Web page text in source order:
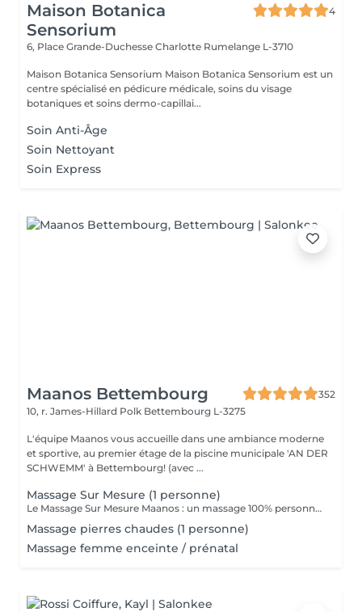
Maison Botanica
Sensorium
4
6, Place Grande-Duchesse Charlotte Rumelange L-3710
Maison Botanica Sensorium Maison Botanica Sensorium est un
centre spécialisé en pédicure médicale, soins du visage
botaniques et soins dermo-capillai...
Soin Anti-Âge
Soin Nettoyant
Soin Express
Maanos Bettembourg
352
10, r. James-Hillard Polk Bettembourg L-3275
L'équipe Maanos vous accueille dans une ambiance moderne
et sportive, au premier étage de la piscine municipale 'AN DER
SCHWEMM' à Bettembourg! (avec ...
Massage Sur Mesure (1 personne)
Le Massage Sur Mesure Maanos : un massage 100% personnalisé en fonction de vos besoins et de vos envies !
Massage pierres chaudes (1 personne)
Massage femme enceinte / prénatal